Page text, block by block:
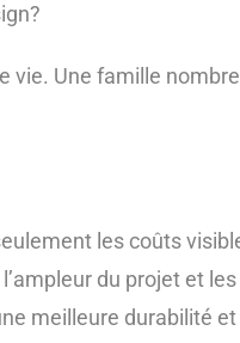
Une famille
les coûts
du projet et
meilleure durabilité